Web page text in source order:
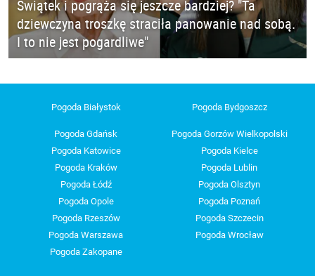
Świątek i pogrąża się jeszcze bardziej? "Ta
dziewczyna troszkę straciła panowanie nad sobą.
I to nie jest pogardliwe"
Pogoda Białystok Pogoda Bydgoszcz
Pogoda Gdańsk
Pogoda Gorzów Wielkopolski
Pogoda Katowice
Pogoda Kielce
Pogoda Kraków
Pogoda Lublin
Pogoda Łódź
Pogoda Olsztyn
Pogoda Opole
Pogoda Poznań
Pogoda Rzeszów
Pogoda Szczecin
Pogoda Warszawa
Pogoda Wrocław
Pogoda Zakopane